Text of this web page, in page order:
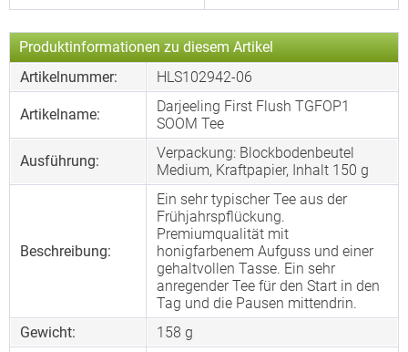
Produktinformationen zu diesem Artikel
Artikelnummer:
HLS102942-06
Artikelname:
Darjeeling First Flush TGFOP1
SOOM Tee
Ausführung:
Verpackung: Blockbodenbeutel
Medium, Kraftpapier, Inhalt 150 g
Beschreibung:
Ein sehr typischer Tee aus der
Frühjahrspflückung.
Premiumqualität mit
honigfarbenem Aufguss und einer
gehaltvollen Tasse. Ein sehr
anregender Tee für den Start in den
Tag und die Pausen mittendrin.
Gewicht:
158 g